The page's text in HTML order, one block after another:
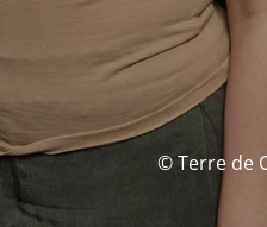
© Terre de